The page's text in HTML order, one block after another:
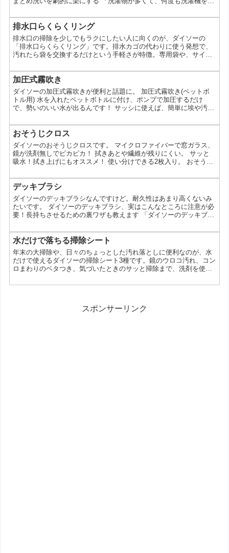
な悩みをお持ちのあなたへ朗報です！ 今回は、100円ショップ「ダ
イソー」で手に入る、ジャンボサイズの洗濯ネットをご紹介しま
す。 ダイソーのジャンボ洗濯ネットは、大容量で丈夫、そして何よ
りコスパが良いと大好評なんです。 この記事を読め...
排水口らくらくリング
排水口の掃除を少しでもラクにしたい人に向くのが、ダイソーの
「排水口らくらくリング」です。排水カゴの代わりに使う発想で、
汚れたら袋を交換するだけという手軽さが特徴。専用袋や、サイズ
になるアイテムです。排水口らくらくリングとは「排水口らくらく
リング」は、排水口まわりのお手入れを簡単にするためのアイテム
です。投稿では、排水カゴの掃除が不要になり、袋の交換だけで管
理しやすいことが紹介されています。脱臭・抗菌剤配合とされてお
り...
加圧式霧吹き
ダイソーの加圧式霧吹きが便利と話題に。 加圧式霧吹き(ペットボ
トル用) 水を入れたペットボトルに付け、ポンプで加圧するだけ
で、勢いのいい水が出るんです！ サッシに使えば、簡単に埃や汚れ
わずコードがないので、外で使うのもオススメです！ 水を入れすぎ
ると、加圧が長持ちしないので、7割程度がオススメです！ 1.5Lペ
ットボトルを使えば、より長く使えますよ♪ ペットボトル結露取り
ワイパー 空のペットボトルに付け、下から上の...
おそうじクロス
ダイソーのおそうじクロスです。 マイクロファイバーで窓ガラス、
鏡が洗剤無しでピカピカ！ 拭きあとや繊維が残りにくい。 サッと
吸水！拭き上げにもオススメ！ 使い分けできる2枚入り。 おそうじ
#daisojapan #年末 #大掃除 #the year end #spring cleaning View this
post on Instagram 洗剤無しでピカピカ！サッと吸水！拭き上げにも
オススメ！ 4...
デッキブラシ
ダイソーのデッキブラシなんですけど。耐久性はあまり高くないみ
たいです。 ダイソーのデッキブラシ、実はこんなところに注意が必
要！長持ちさせるための裏ワザも教えます 「ダイソーのデッキブラ
はないでしょうか。でも、ちょっと待ってください！実は、ダイソ
ーのデッキブラシには、思わぬ落とし穴があるかもしれません。 今
回は、ダイソーのデッキブラシの耐久性について、詳しく解説して
いきます。 なぜダイソーのデッキブラシはすぐダメにな...
水だけで落ちる掃除シート
年末の大掃除や、日々のちょっとした汚れ落としに便利なのが、水
だけで使えるダイソーの掃除シート3種です。鏡のウロコ汚れ、コン
ロまわりのベタつき、気づいたときのサッと掃除まで、洗剤を使わ
や注意点を整理して紹介します。水だけで使える掃除シートとは今
がわかりやすいメリット。大掃除のように広い範囲をまとめて片...
スポンサーリンク